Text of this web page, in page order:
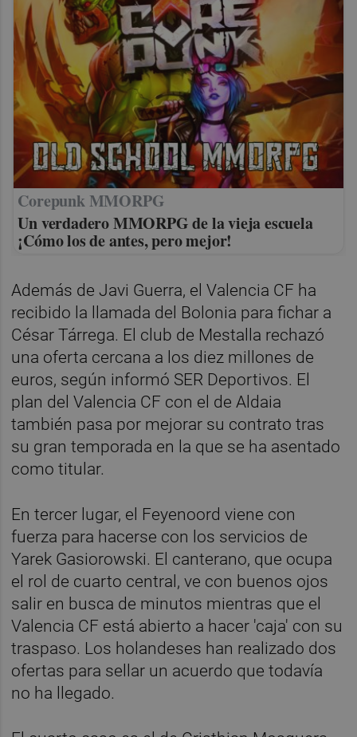
Corepunk MMORPG
Un verdadero MMORPG de la vieja escuela
¡Cómo los de antes, pero mejor!
Además de Javi Guerra, el Valencia CF ha
recibido la llamada del Bolonia para fichar a
César Tárrega. El club de Mestalla rechazó
una oferta cercana a los diez millones de
euros, según informó SER Deportivos. El
plan del Valencia CF con el de Aldaia
también pasa por mejorar su contrato tras
su gran temporada en la que se ha asentado
como titular.
En tercer lugar, el Feyenoord viene con
fuerza para hacerse con los servicios de
Yarek Gasiorowski. El canterano, que ocupa
el rol de cuarto central, ve con buenos ojos
salir en busca de minutos mientras que el
Valencia CF está abierto a hacer 'caja' con su
traspaso. Los holandeses han realizado dos
ofertas para sellar un acuerdo que todavía
no ha llegado.